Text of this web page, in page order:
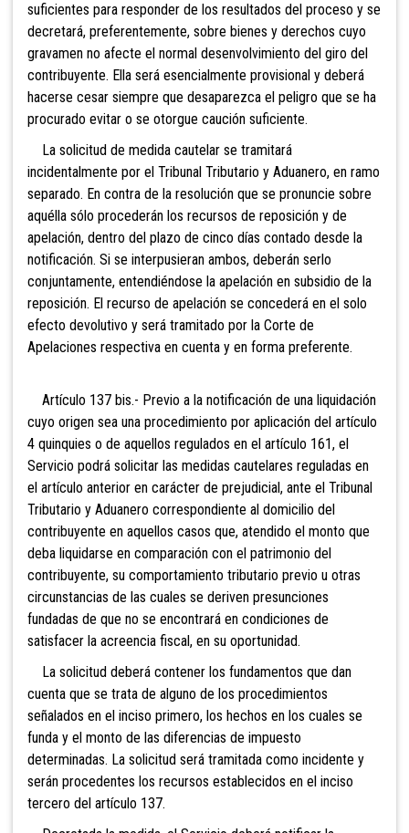
suficientes para responder de los resultados del proceso y se
decretará, preferentemente, sobre bienes y derechos cuyo
gravamen no afecte el normal desenvolvimiento del giro del
contribuyente. Ella será esencialmente provisional y deberá
hacerse cesar siempre que desaparezca el peligro que se ha
procurado evitar o se otorgue caución suficiente.
La solicitud de medida cautelar se tramitará
incidentalmente por el Tribunal Tributario y Aduanero, en ramo
separado. En contra de la resolución que se pronuncie sobre
aquélla sólo procederán los recursos de reposición y de
apelación, dentro del plazo de cinco días contado desde la
notificación. Si se interpusieran ambos, deberán serlo
conjuntamente, entendiéndose la apelación en subsidio de la
reposición. El recurso de apelación se concederá en el solo
efecto devolutivo y será tramitado por la Corte de
Apelaciones respectiva en cuenta y en forma preferente.
Artículo 137 bis.- Previo a la notificación de una liquidación
cuyo origen sea una procedimiento por aplicación del artículo
4 quinquies o de aquellos regulados en el artículo 161, el
Servicio podrá solicitar las medidas cautelares reguladas en
el artículo anterior en carácter de prejudicial, ante el Tribunal
Tributario y Aduanero correspondiente al domicilio del
contribuyente en aquellos casos que, atendido el monto que
deba liquidarse en comparación con el patrimonio del
contribuyente, su comportamiento tributario previo u otras
circunstancias de las cuales se deriven presunciones
fundadas de que no se encontrará en condiciones de
satisfacer la acreencia fiscal, en su oportunidad.
La solicitud deberá contener los fundamentos que dan
cuenta que se trata de alguno de los procedimientos
señalados en el inciso primero, los hechos en los cuales se
funda y el monto de las diferencias de impuesto
determinadas. La solicitud será tramitada como incidente y
serán procedentes los recursos establecidos en el inciso
tercero del artículo 137.